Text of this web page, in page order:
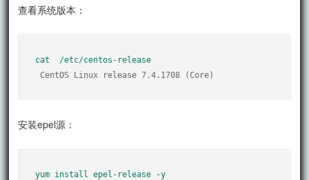
查看系统版本：
cat  /etc/centos-release
CentOS Linux release 7.4.1708 (Core)
安装epel源：
yum install epel-release -y